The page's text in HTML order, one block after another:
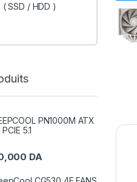
SSD / HDD )
PN1000M ATX
PCIE 5.1
DA